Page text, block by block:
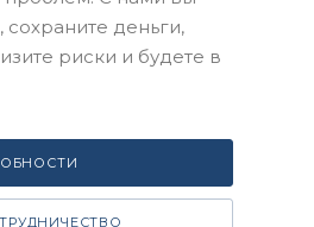
деньги,
риски и будете в